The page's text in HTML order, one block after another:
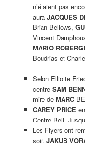
n’étaient pas
aura JACQUES
Brian Bellows,
Vincent
MARIO
Boudrias et
Selon Elliotte
centre SAM
mire de MARC
CAREY PRICE
Centre Bell.
Les Flyers ont
soir. JAKUB